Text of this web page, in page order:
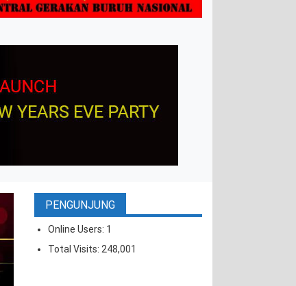
PENGUNJUNG
Online Users: 1
Total Visits: 248,001